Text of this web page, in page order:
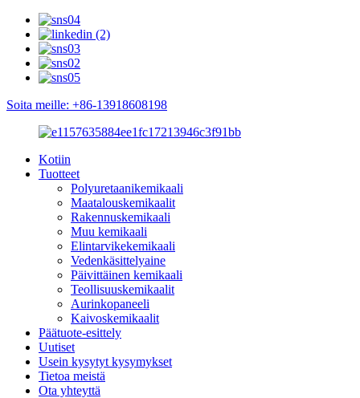
Soita meille: +86-13918608198
Kotiin
Tuotteet
Polyuretaanikemikaali
Maatalouskemikaalit
Rakennuskemikaali
Muu kemikaali
Elintarvikekemikaali
Vedenkäsittelyaine
Päivittäinen kemikaali
Teollisuuskemikaalit
Aurinkopaneeli
Kaivoskemikaalit
Päätuote-esittely
Uutiset
Usein kysytyt kysymykset
Tietoa meistä
Ota yhteyttä